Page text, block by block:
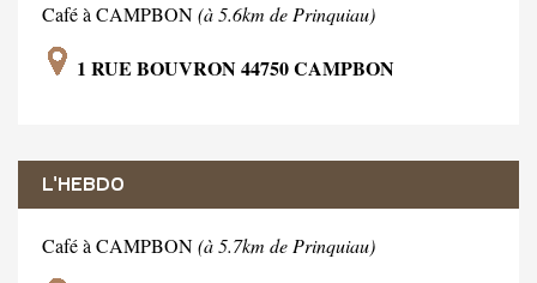
Café à CAMPBON(à 5.6km de Prinquiau)
1 RUE BOUVRON 44750 CAMPBON
L'HEBDO
Café à CAMPBON(à 5.7km de Prinquiau)